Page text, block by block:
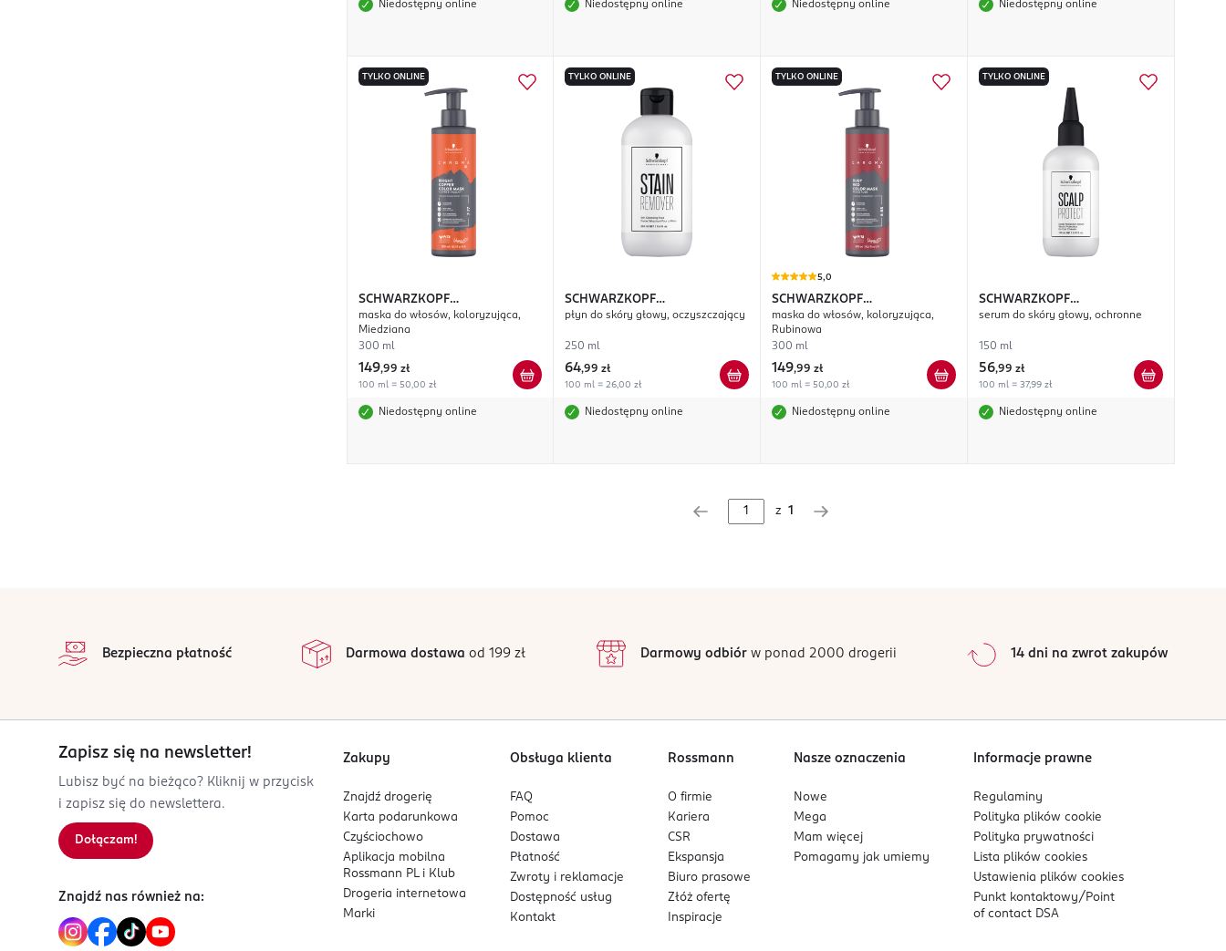
Niedostępny online Niedostępny online Niedostępny online Niedostępny online
TYLKO ONLINE
SCHWARZKOPF
PROFESSIONAL Chroma ID
maska do włosów, koloryzująca,
Miedziana
300 ml
149,99 zł
100 ml = 50,00 zł
Niedostępny online
TYLKO ONLINE
SCHWARZKOPF
PROFESSIONAL Stain Remover
płyn do skóry głowy, oczyszczający
250 ml
64,99 zł
100 ml = 26,00 zł
Niedostępny online
TYLKO ONLINE
5,0
SCHWARZKOPF
PROFESSIONAL Chroma ID
maska do włosów, koloryzująca,
Rubinowa
300 ml
149,99 zł
100 ml = 50,00 zł
Niedostępny online
TYLKO ONLINE
SCHWARZKOPF
PROFESSIONAL Scalp Protect
serum do skóry głowy, ochronne
150 ml
56,99 zł
100 ml = 37,99 zł
Niedostępny online
z 1
Bezpieczna płatność Darmowa dostawa od 199 zł Darmowy odbiórw ponad 2000 drogerii 14 dni na zwrot zakupów
Zapisz się na newsletter!
Lubisz być na bieżąco? Kliknij w przycisk
i zapisz się do newslettera.
Dołączam!
Znajdź nas również na:
Zakupy
Znajdź drogerię
Karta podarunkowa
Czyściochowo
Aplikacja mobilna
Rossmann PL i Klub
Drogeria internetowa
Marki
Obsługa klienta
FAQ
Pomoc
Dostawa
Płatność
Zwroty i reklamacje
Dostępność usług
Kontakt
Rossmann
O firmie
Kariera
CSR
Ekspansja
Biuro prasowe
Złóż ofertę
Inspiracje
Nasze oznaczenia
Nowe
Mega
Mam więcej
Pomagamy jak umiemy
Informacje prawne
Regulaminy
Polityka plikówcookie
Polityka prywatności
Lista plikówcookies
Ustawienia plikówcookies
Punkt kontaktowy/ Point
of contact DSA